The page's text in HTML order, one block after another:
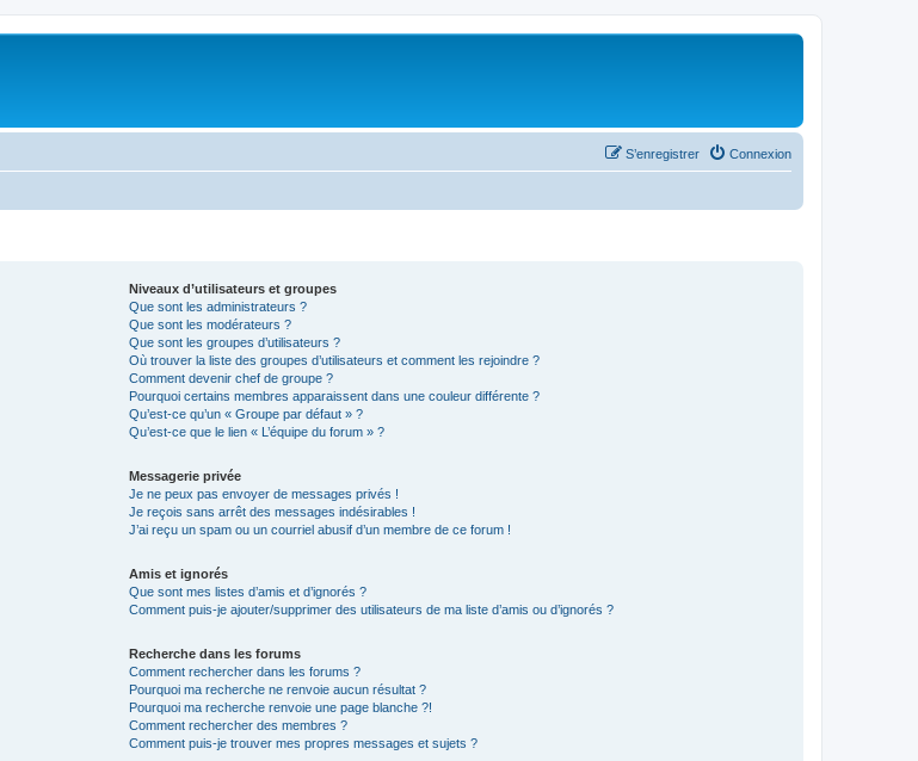
Connexion
S’enregistrer
Niveaux d’utilisateurs et groupes
Que sont les administrateurs ?
Que sont les modérateurs ?
Que sont les groupes d’utilisateurs ?
Où trouver la liste des groupes d’utilisateurs et comment les rejoindre ?
Comment devenir chef de groupe ?
Pourquoi certains membres apparaissent dans une couleur différente ?
Qu’est-ce qu’un « Groupe par défaut » ?
Qu’est-ce que le lien « L’équipe du forum » ?
Messagerie privée
Je ne peux pas envoyer de messages privés !
Je reçois sans arrêt des messages indésirables !
J’ai reçu un spam ou un courriel abusif d’un membre de ce forum !
Amis et ignorés
Que sont mes listes d’amis et d’ignorés ?
Comment puis-je ajouter/supprimer des utilisateurs de ma liste d’amis ou d’ignorés ?
Recherche dans les forums
Comment rechercher dans les forums ?
Pourquoi ma recherche ne renvoie aucun résultat ?
Pourquoi ma recherche renvoie une page blanche ?!
Comment rechercher des membres ?
Comment puis-je trouver mes propres messages et sujets ?